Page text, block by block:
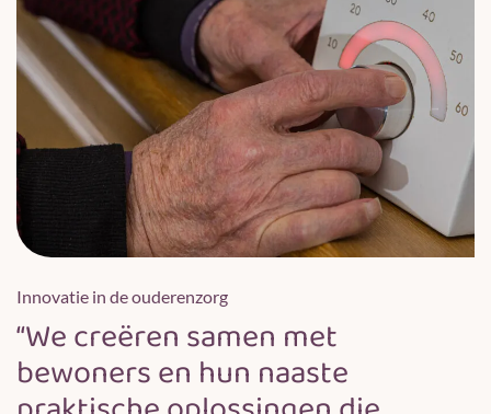
“We creëren samen met
bewoners en hun naaste
Innovatie in de ouderenzorg